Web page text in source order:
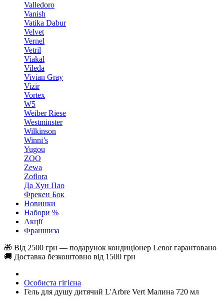
Valledoro
Vanish
Vatika Dabur
Velvet
Vernel
Vetril
Viakal
Vileda
Vivian Gray
Vizir
Vortex
W5
Weiber Riese
Westminster
Wilkinson
Winni’s
Yugou
ZOO
Zewa
Zoflora
Да Хун Пао
Фрекен Бок
Новинки
Набори %
Акції
Франшиза
🎁 Від 2500 грн — подарунок кондиціонер Lenor гарантовано
🚚 Доставка безкоштовно від 1500 грн
Особиста гігієна
Гель для душу дитячий L'Arbre Vert Малина 720 мл